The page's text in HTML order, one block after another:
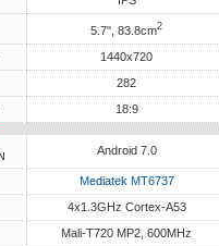
5.7", 83.8cm2
1440x720
282
18:9
Android 7.0
Mediatek MT6737
4x1.3GHz Cortex-A53
Mali-T720 MP2, 600MHz